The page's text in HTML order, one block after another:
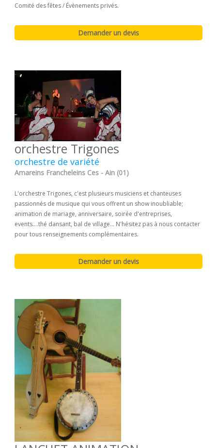
Comité des fêtes / Évènements privés.
orchestre Trigones
orchestre de variété
Amareins Francheleins Ces - Ain (01)
L'orchestre Trigones, c'est plusieurs musiciens et chanteuses
passionnés de musique qui vous offrent un show inoubliable;
animation de mariage, anniversaire, soirée d'entreprises,
events....thé dansant, bal de village... N'hésitez pas à nous contacter
pour tous renseignements complémentaires.